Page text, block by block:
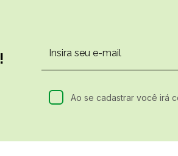
Ao se cadastrar você irá